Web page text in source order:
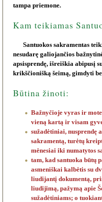
tampa priemone.
Kam teikiamas
Santuokos sakramentas
nesudarę galiojančios
apsisprendę, išreiškia abipusį
krikščionišką šeimą, gimdyti
Būtina žinoti:
Bažnyčioje vyras ir
vieną kartą ir visam
sužadėtiniai, nusprendę
sakramentą, turėtų
mėnesiai iki numatytos
tam, kad santuoka būtų
asmeniškai kalbėtis su
liudijantį dokumentą,
liudijimą, pažymą apie
sužadėtiniams; o